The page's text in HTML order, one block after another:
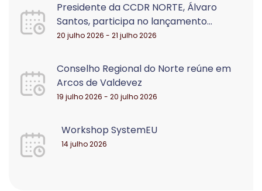
Presidente da CCDR NORTE, Álvaro
Santos, participa no lançamento...
20 julho 2026 - 21 julho 2026
Conselho Regional do Norte reúne em
Arcos de Valdevez
19 julho 2026 - 20 julho 2026
Workshop SystemEU
14 julho 2026